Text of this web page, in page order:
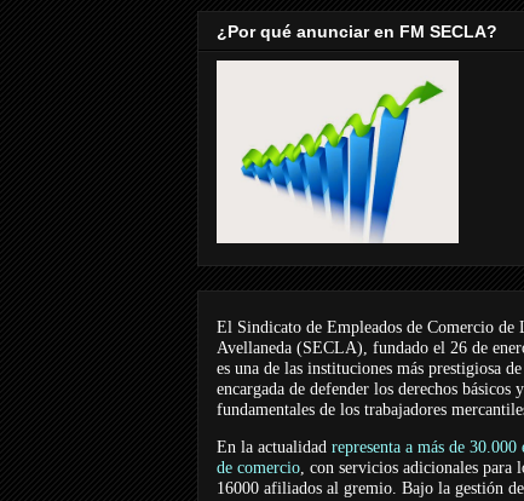
¿Por qué anunciar en FM SECLA?
El Sindicato de Empleados de Comercio de
Avellaneda (SECLA), fundado el 26 de
es una de las instituciones más prestigiosa
encargada de defender los derechos básicos y
fundamentales de los trabajadores
En la actualidad representa a más de 30.000
de comercio, con servicios adicionales para
16000 afiliados al gremio. Bajo la gestión